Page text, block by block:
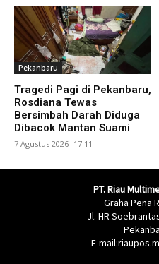
Pekanbaru
Tragedi Pagi di Pekanbaru,
Rosdiana Tewas
Bersimbah Darah Diduga
Dibacok Mantan Suami
7 Agustus 2026 -17:11
PT. Riau
Graha Pena
Jl. HR
E-